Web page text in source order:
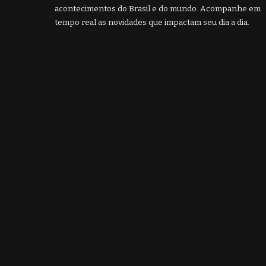
acontecimentos do Brasil e do mundo. Acompanhe em
tempo real as novidades que impactam seu dia a dia.